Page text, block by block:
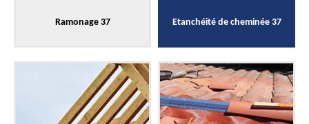
Ramonage 37 Etanchéité de cheminée 37